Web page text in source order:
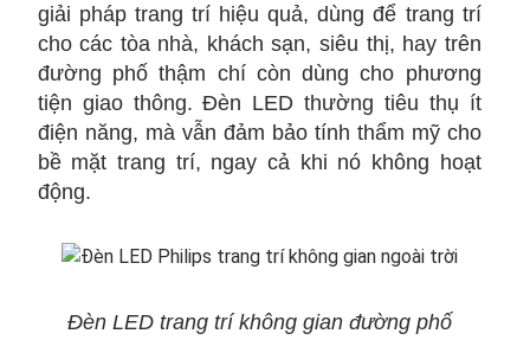
giải pháp trang trí hiệu quả, dùng để trang trí
cho các tòa nhà, khách sạn, siêu thị, hay trên
đường phố thậm chí còn dùng cho phương
tiện giao thông. Đèn LED thường tiêu thụ ít
điện năng, mà vẫn đảm bảo tính thẩm mỹ cho
bề mặt trang trí, ngay cả khi nó không hoạt
động.
Đèn LED trang trí không gian đường phố